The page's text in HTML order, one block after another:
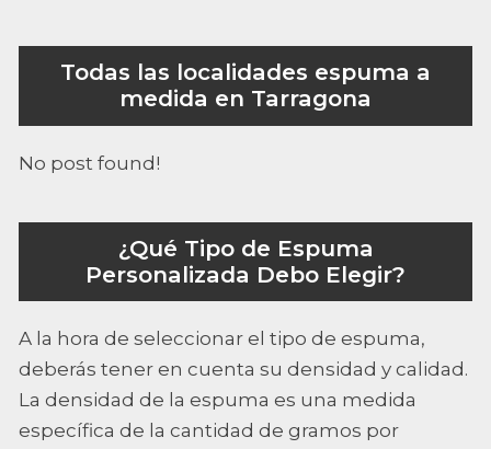
Todas las localidades espuma a
medida en Tarragona
No post found!
¿Qué Tipo de Espuma
Personalizada Debo Elegir?
A la hora de seleccionar el tipo de espuma,
deberás tener en cuenta su densidad y calidad.
La densidad de la espuma es una medida
específica de la cantidad de gramos por